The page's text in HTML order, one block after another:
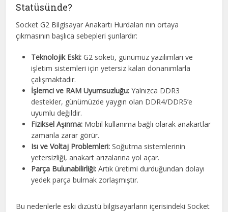
Statüsünde?
Socket G2 Bilgisayar Anakartı Hurdaları nın ortaya
çıkmasının başlıca sebepleri şunlardır:
Teknolojik Eski: G2 soketi, günümüz yazılımları ve
işletim sistemleri için yetersiz kalan donanımlarla
çalışmaktadır.
İşlemci ve RAM Uyumsuzluğu: Yalnızca DDR3
destekler, günümüzde yaygın olan DDR4/DDR5’e
uyumlu değildir.
Fiziksel Aşınma: Mobil kullanıma bağlı olarak anakartlar
zamanla zarar görür.
Isı ve Voltaj Problemleri: Soğutma sistemlerinin
yetersizliği, anakart arızalarına yol açar.
Parça Bulunabilirliği: Artık üretimi durduğundan dolayı
yedek parça bulmak zorlaşmıştır.
Bu nedenlerle eski dizüstü bilgisayarların içerisindeki Socket